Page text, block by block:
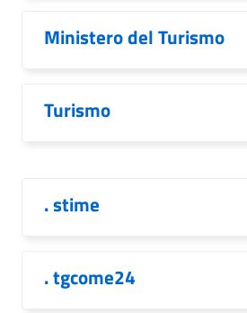
Ministero del Turismo
Turismo
. stime
. tgcome24